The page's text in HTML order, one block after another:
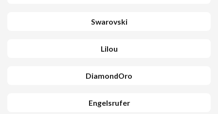
Swarovski
Lilou
DiamondOro
Engelsrufer